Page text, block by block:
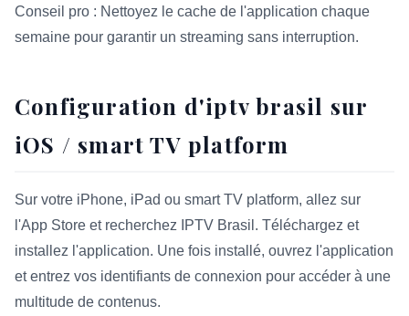
Conseil pro : Nettoyez le cache de l'application chaque
semaine pour garantir un streaming sans interruption.
Configuration d'iptv brasil sur
iOS / smart TV platform
Sur votre iPhone, iPad ou smart TV platform, allez sur
l'App Store et recherchez IPTV Brasil. Téléchargez et
installez l'application. Une fois installé, ouvrez l'application
et entrez vos identifiants de connexion pour accéder à une
multitude de contenus.